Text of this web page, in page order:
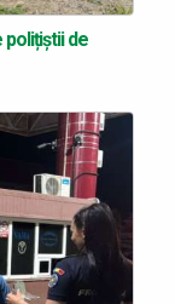
polițiștii de